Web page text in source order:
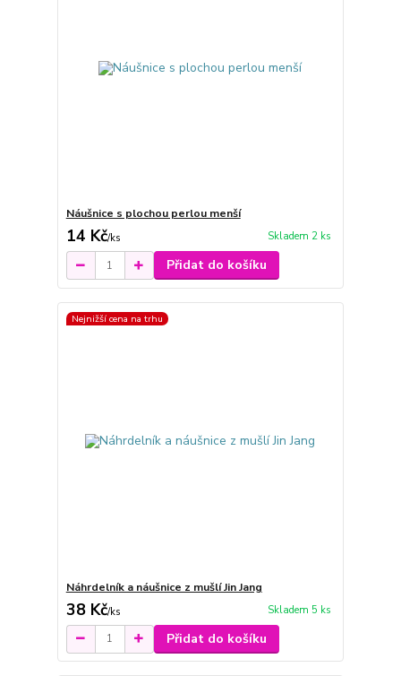
Náušnice s plochou perlou menší
14 Kč/ks Skladem 2 ks
Přidat do košíku
Nejnižší cena na trhu
Náhrdelník a náušnice z mušlí Jin Jang
38 Kč/ks Skladem 5 ks
Přidat do košíku